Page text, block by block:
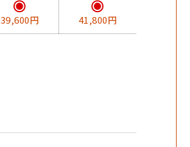
39,600円 41,800円